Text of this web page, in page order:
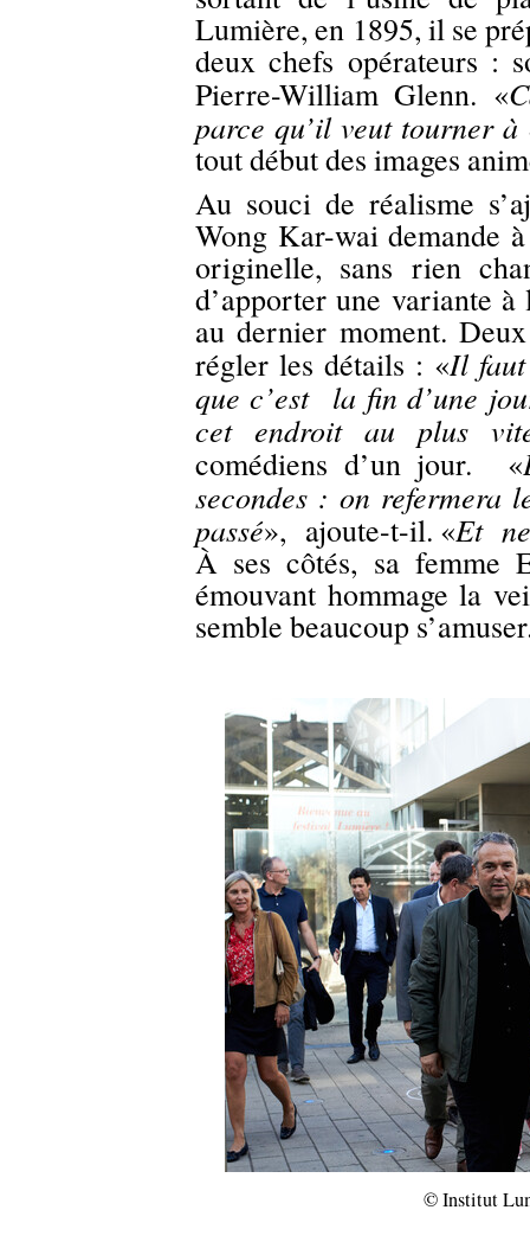
Lumière, en 1895, il se
deux chefs opérateurs :
Pierre-William Glenn. «
parce qu’il veut tourner
tout début des images
Au souci de réalisme
Wong Kar-wai demande
originelle, sans rien
d’apporter une variante
au dernier moment.
régler les détails : «Il faut
que c’est la fin d’une
cet endroit au plus
comédiens d’un jour. «
secondes : on refermera
passé», ajoute-t-il. «Et
À ses côtés, sa femme
émouvant hommage la
semble beaucoup
© Institut